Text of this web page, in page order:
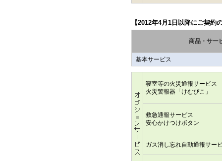
【2012年4月1日以降にご契約
商品・サー
基本サービス
寝室等の火災通報サービス
火災警報器「けむぴこ」
救急通報サービス
安心かけつけボタン
ガス消し忘れ自動通報サー